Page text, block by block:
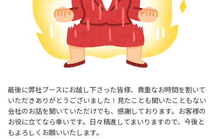
最後に弊社ブースにお越し下さった皆様、貴重なお時間を割いて
いただきありがとうございました！見たことも聞いたこともない
会社のお話を聞いていただけでも、感謝しております。お客様の
お役に立てなら幸いです。日々精進してまいりますので、今後と
もよろしくお願いいたします。